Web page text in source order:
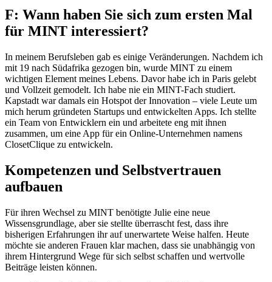
F: Wann haben Sie sich zum ersten Mal
für MINT interessiert?
In meinem Berufsleben gab es einige Veränderungen. Nachdem ich
mit 19 nach Südafrika gezogen bin, wurde MINT zu einem
wichtigen Element meines Lebens. Davor habe ich in Paris gelebt
und Vollzeit gemodelt. Ich habe nie ein MINT-Fach studiert.
Kapstadt war damals ein Hotspot der Innovation – viele Leute um
mich herum gründeten Startups und entwickelten Apps. Ich stellte
ein Team von Entwicklern ein und arbeitete eng mit ihnen
zusammen, um eine App für ein Online-Unternehmen namens
ClosetClique zu entwickeln.
Kompetenzen und Selbstvertrauen
aufbauen
Für ihren Wechsel zu MINT benötigte Julie eine neue
Wissensgrundlage, aber sie stellte überrascht fest, dass ihre
bisherigen Erfahrungen ihr auf unerwartete Weise halfen. Heute
möchte sie anderen Frauen klar machen, dass sie unabhängig von
ihrem Hintergrund Wege für sich selbst schaffen und wertvolle
Beiträge leisten können.